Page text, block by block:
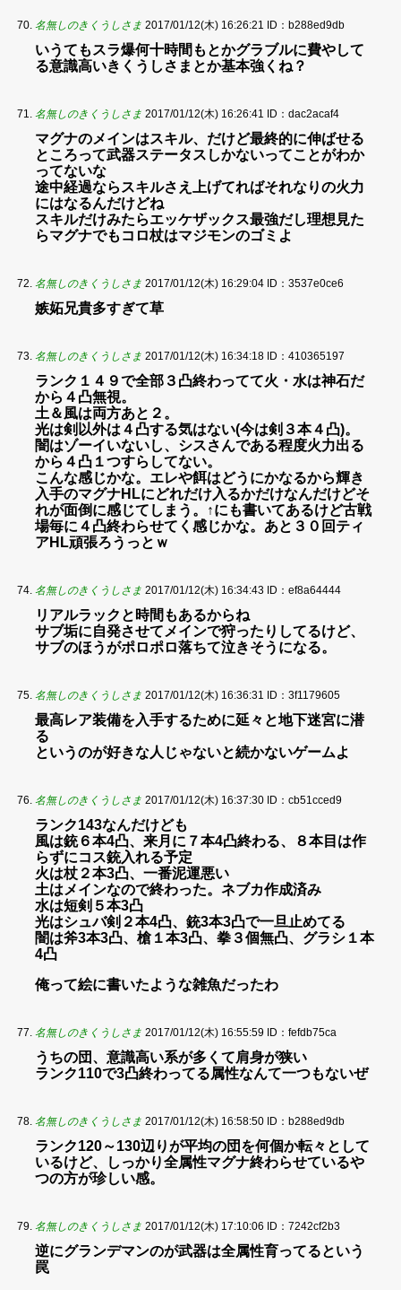
名無しのきくうしさま 2017/01/12(木) 16:26:21 ID：b288ed9db
いうてもスラ爆何十時間もとかグラブルに費やして
る意識高いきくうしさまとか基本強くね？
名無しのきくうしさま 2017/01/12(木) 16:26:41 ID：dac2acaf4
マグナのメインはスキル、だけど最終的に伸ばせる
ところって武器ステータスしかないってことがわか
ってないな
途中経過ならスキルさえ上げてればそれなりの火力
にはなるんだけどね
スキルだけみたらエッケザックス最強だし理想見た
らマグナでもコロ杖はマジモンのゴミよ
名無しのきくうしさま 2017/01/12(木) 16:29:04 ID：3537e0ce6
嫉妬兄貴多すぎて草
名無しのきくうしさま 2017/01/12(木) 16:34:18 ID：410365197
ランク１４９で全部３凸終わってて火・水は神石だ
から４凸無視。
土＆風は両方あと２。
光は剣以外は４凸する気はない(今は剣３本４凸)。
闇はゾーイいないし、シスさんである程度火力出る
から４凸１つすらしてない。
こんな感じかな。エレや餌はどうにかなるから輝き
入手のマグナHLにどれだけ入るかだけなんだけどそ
れが面倒に感じてしまう。↑にも書いてあるけど古戦
場毎に４凸終わらせてく感じかな。あと３０回ティ
アHL頑張ろうっとｗ
名無しのきくうしさま 2017/01/12(木) 16:34:43 ID：ef8a64444
リアルラックと時間もあるからね
サブ垢に自発させてメインで狩ったりしてるけど、
サブのほうがポロポロ落ちて泣きそうになる。
名無しのきくうしさま 2017/01/12(木) 16:36:31 ID：3f1179605
最高レア装備を入手するために延々と地下迷宮に潜
る
というのが好きな人じゃないと続かないゲームよ
名無しのきくうしさま 2017/01/12(木) 16:37:30 ID：cb51cced9
ランク143なんだけども
風は銃６本4凸、来月に７本4凸終わる、８本目は作
らずにコス銃入れる予定
火は杖２本3凸、一番泥運悪い
土はメインなので終わった。ネブカ作成済み
水は短剣５本3凸
光はシュバ剣２本4凸、銃3本3凸で一旦止めてる
闇は斧3本3凸、槍１本3凸、拳３個無凸、グラシ１本
4凸
俺って絵に書いたような雑魚だったわ
名無しのきくうしさま 2017/01/12(木) 16:55:59 ID：fefdb75ca
うちの団、意識高い系が多くて肩身が狭い
ランク110で3凸終わってる属性なんて一つもないぜ
名無しのきくうしさま 2017/01/12(木) 16:58:50 ID：b288ed9db
ランク120～130辺りが平均の団を何個か転々として
いるけど、しっかり全属性マグナ終わらせているや
つの方が珍しい感。
名無しのきくうしさま 2017/01/12(木) 17:10:06 ID：7242cf2b3
逆にグランデマンのが武器は全属性育ってるという
罠